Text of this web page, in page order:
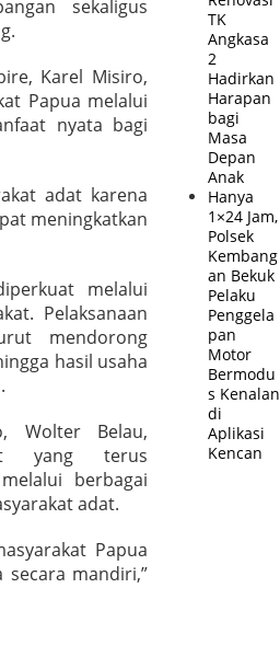
sekaligus
Karel Misiro,
Papua melalui
nyata bagi
adat karena
meningkatkan
melalui
Pelaksanaan
mendorong
hasil usaha
Wolter Belau,
yang terus
berbagai
adat.
Papua
mandiri,”
TK
Angkasa
2
Hadirkan
Harapan
bagi
Masa
Depan
Anak
Hanya
1×24 Jam,
Polsek
Kembang
an Bekuk
Pelaku
Penggela
pan
Motor
Bermodu
s Kenalan
di
Aplikasi
Kencan